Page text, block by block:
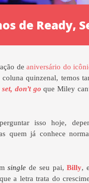
de Ready,
deaniversário do
quinzenal, temos
don’t go que Miley
isso hoje,
quem já conhece
singlede seu pai,Billy,
a letra trata do